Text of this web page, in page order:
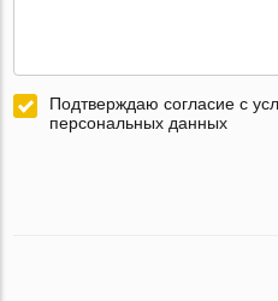
Подтверждаю согласие с
персональных данных